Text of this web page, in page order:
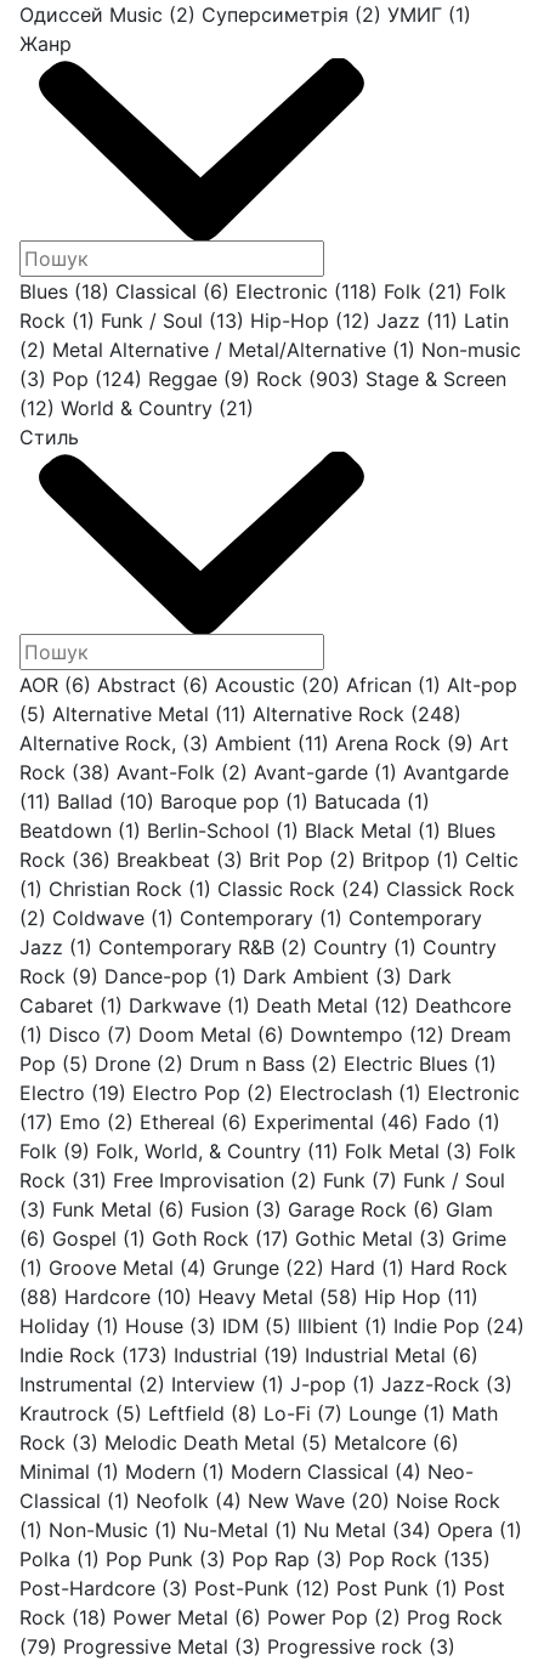
Одиссей Music (2) Суперсиметрія (2) УМИГ (1)
Жанр
Blues (18) Classical (6) Electronic (118) Folk (21) Folk
Rock (1) Funk / Soul (13) Hip-Hop (12) Jazz (11) Latin
(2) Metal Alternative / Metal/Alternative (1) Non-music
(3) Pop (124) Reggae (9) Rock (903) Stage & Screen
(12) World & Country (21)
Стиль
AOR (6) Abstract (6) Acoustic (20) African (1) Alt-pop
(5) Alternative Metal (11) Alternative Rock (248)
Alternative Rock, (3) Ambient (11) Arena Rock (9) Art
Rock (38) Avant-Folk (2) Avant-garde (1) Avantgarde
(11) Ballad (10) Baroque pop (1) Batucada (1)
Beatdown (1) Berlin-School (1) Black Metal (1) Blues
Rock (36) Breakbeat (3) Brit Pop (2) Britpop (1) Celtic
(1) Christian Rock (1) Classic Rock (24) Classick Rock
(2) Coldwave (1) Contemporary (1) Contemporary
Jazz (1) Contemporary R&B (2) Country (1) Country
Rock (9) Dance-pop (1) Dark Ambient (3) Dark
Cabaret (1) Darkwave (1) Death Metal (12) Deathcore
(1) Disco (7) Doom Metal (6) Downtempo (12) Dream
Pop (5) Drone (2) Drum n Bass (2) Electric Blues (1)
Electro (19) Electro Pop (2) Electroclash (1) Electronic
(17) Emo (2) Ethereal (6) Experimental (46) Fado (1)
Folk (9) Folk, World, & Country (11) Folk Metal (3) Folk
Rock (31) Free Improvisation (2) Funk (7) Funk / Soul
(3) Funk Metal (6) Fusion (3) Garage Rock (6) Glam
(6) Gospel (1) Goth Rock (17) Gothic Metal (3) Grime
(1) Groove Metal (4) Grunge (22) Hard (1) Hard Rock
(88) Hardcore (10) Heavy Metal (58) Hip Hop (11)
Holiday (1) House (3) IDM (5) Illbient (1) Indie Pop (24)
Indie Rock (173) Industrial (19) Industrial Metal (6)
Instrumental (2) Interview (1) J-pop (1) Jazz-Rock (3)
Krautrock (5) Leftfield (8) Lo-Fi (7) Lounge (1) Math
Rock (3) Melodic Death Metal (5) Metalcore (6)
Minimal (1) Modern (1) Modern Classical (4) Neo-
Classical (1) Neofolk (4) New Wave (20) Noise Rock
(1) Non-Music (1) Nu-Metal (1) Nu Metal (34) Opera (1)
Polka (1) Pop Punk (3) Pop Rap (3) Pop Rock (135)
Post-Hardcore (3) Post-Punk (12) Post Punk (1) Post
Rock (18) Power Metal (6) Power Pop (2) Prog Rock
(79) Progressive Metal (3) Progressive rock (3)